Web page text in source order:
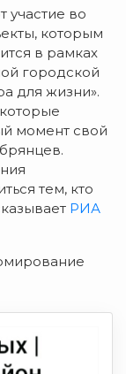
во
которым
в рамках
городской
для жизни».
момент свой
тем, кто
РИА